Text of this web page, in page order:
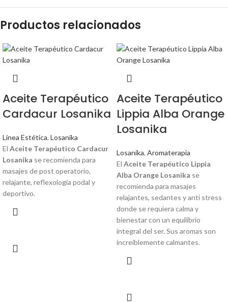
Productos relacionados
Aceite Terapéutico
Cardacur Losanika
Línea Estética, Losanika
El Aceite Terapéutico Cardacur
Losanika se recomienda para
masajes de post operatorio,
relajante, reflexología podal y
deportivo.
Aceite Terapéutico
Lippia Alba Orange
Losanika
Losanika, Aromaterapia
El Aceite Terapéutico Lippia
Alba Orange Losanika se
recomienda para masajes
relajantes, sedantes y anti stress
donde se requiera calma y
bienestar con un equilibrio
integral del ser. Sus aromas son
increíblemente calmantes.